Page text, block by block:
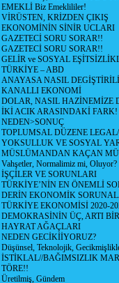
EMEKLİ Biz Emeklililer!
VİRÜSTEN, KRİZDEN ÇIKIŞ
EKONOMİNİN SİNİR UCLARI
GAZETECİ SORU SORAR!!
GAZETECİ SORU SORAR!!
GELİR ve SOSYAL
TÜRKİYE – ABD
ANAYASA NASIL
KANALLI EKONOMİ
DOLAR, NASIL HAZİNEMİZE
İKİ ACIK ARASINDAKİ FARK!
NEDEN>SONUÇ
TOPLUMSAL DÜZENE
YOKSULLUK VE SOSYAL
MÜSLÜMANDAN KAÇAN
Vahşetler, Normalimiz mi, Oluyor?
İŞÇİLER VE SORUNLARI
TÜRKİYE’NİN EN ÖNEMLİ
DERİN EKONOMİK
TÜRKİYE EKONOMİSİ 2020-
DEMOKRASİNİN ÜÇ, ARTI
HAYRAT AĞAÇLARI
NEDEN GECİKİİYORUZ?
Düşünsel, Teknolojik,
İSTİKLAL//BAĞIMSIZLIK
TÖRE!!
Üretilmiş, Gündem